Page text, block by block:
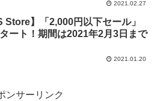
2021.02.27
Store】「2,000円以下セール」
ート！期間は2021年2月3日まで
2021.01.20
ンサーリンク